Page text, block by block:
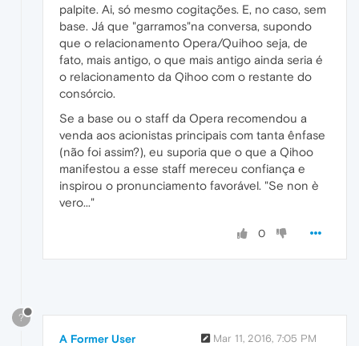
palpite. Ai, só mesmo cogitações. E, no caso, sem
base. Já que "garramos"na conversa, supondo
que o relacionamento Opera/Quihoo seja, de
fato, mais antigo, o que mais antigo ainda seria é
o relacionamento da Qihoo com o restante do
consórcio.
Se a base ou o staff da Opera recomendou a
venda aos acionistas principais com tanta ênfase
(não foi assim?), eu suporia que o que a Qihoo
manifestou a esse staff mereceu confiança e
inspirou o pronunciamento favorável. "Se non è
vero..."
0
?
A Former User Mar 11, 2016, 7:05 PM